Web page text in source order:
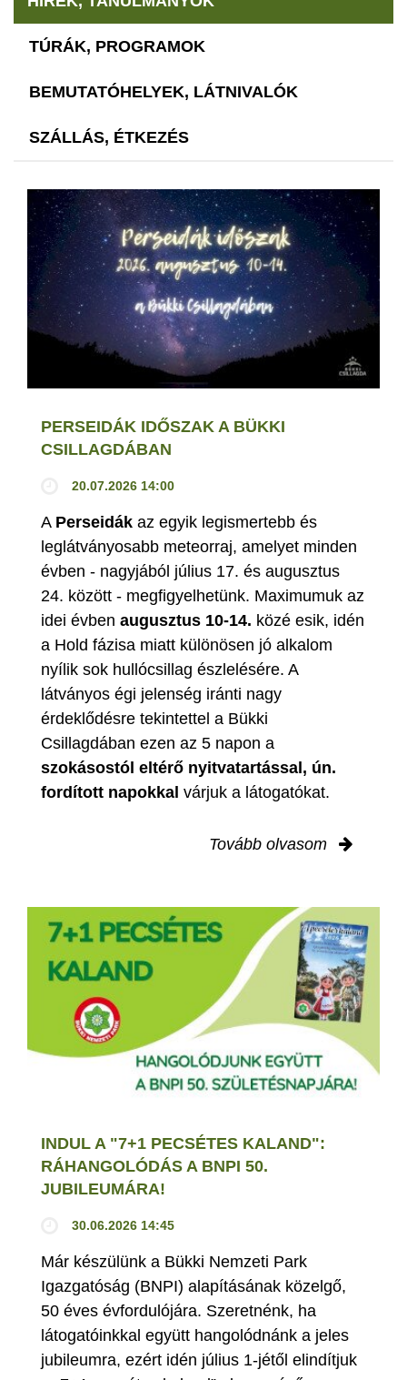
TÚRÁK, PROGRAMOK
BEMUTATÓHELYEK, LÁTNIVALÓK
SZÁLLÁS, ÉTKEZÉS
PERSEIDÁK IDŐSZAK A BÜKKI
CSILLAGDÁBAN
20.07.2026 14:00
A Perseidák az egyik legismertebb és
leglátványosabb meteorraj, amelyet minden
évben - nagyjából július 17. és augusztus
24. között - megfigyelhetünk. Maximumuk az
idei évben augusztus 10-14. közé esik, idén
a Hold fázisa miatt különösen jó alkalom
nyílik sok hullócsillag észlelésére. A
látványos égi jelenség iránti nagy
érdeklődésre tekintettel a Bükki
Csillagdában ezen az 5 napon a
szokásostól eltérő nyitvatartással, ún.
fordított napokkal várjuk a látogatókat.
Tovább olvasom
INDUL A "7+1 PECSÉTES KALAND":
RÁHANGOLÓDÁS A BNPI 50.
JUBILEUMÁRA!
30.06.2026 14:45
Már készülünk a Bükki Nemzeti Park
Igazgatóság (BNPI) alapításának közelgő,
50 éves évfordulójára. Szeretnénk, ha
látogatóinkkal együtt hangolódnánk a jeles
jubileumra, ezért idén július 1-jétől elindítjuk